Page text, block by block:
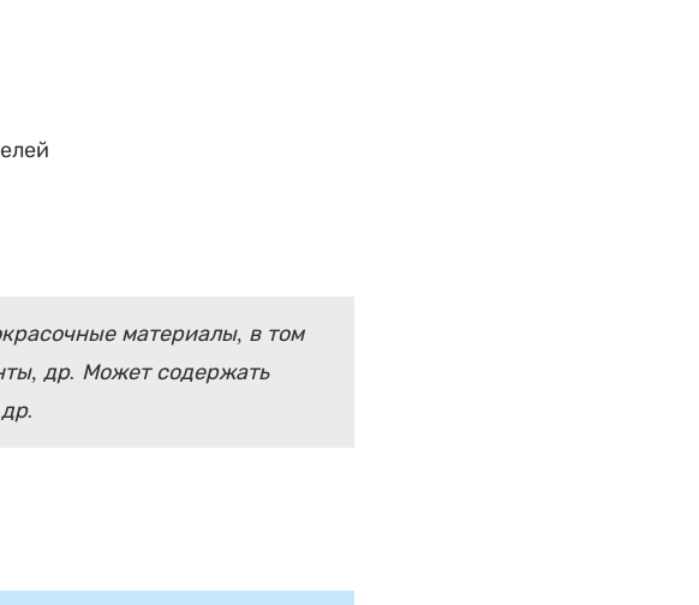
материалы, в том
др. Может содержать